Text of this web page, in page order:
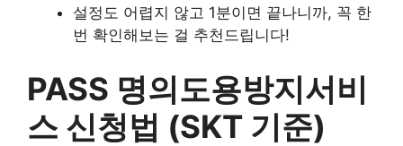
설정도 어렵지 않고 1분이면 끝나니까, 꼭 한
번 확인해보는 걸 추천드립니다!
PASS 명의도용방지서비
스 신청법 (SKT 기준)